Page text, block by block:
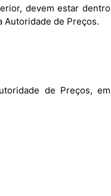
Autoridade de Preços.
de Preços, em